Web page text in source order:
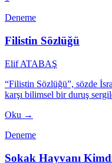
Deneme
Filistin Sözlüğü
Elif ATABAŞ
“Filistin Sözlüğü”, sözde
karşı bilimsel bir duruş
Oku →
Deneme
Sokak Hayvanı